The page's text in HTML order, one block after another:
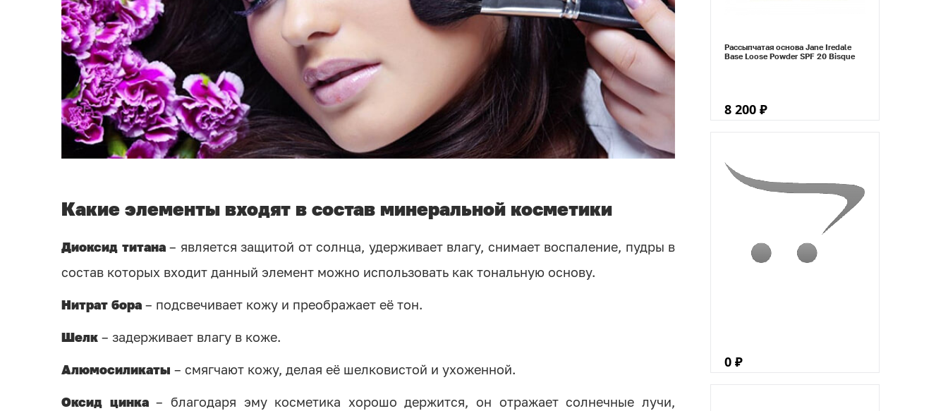
Какие элементы входят в состав минеральной косметики
Диоксид титана– является защитой от солнца, удерживает влагу, снимает воспаление, пудры в
состав которых входит данный элемент можно использовать как тональную основу.
Нитрат бора – подсвечивает кожу и преображает её тон.
Шелк – задерживает влагу в коже.
Алюмосиликаты – смягчают кожу, делая её шелковистой и ухоженной.
Оксид цинка– благодаря эму косметика хорошо держится, он отражает солнечные лучи,
Рассыпчатая основа Jane Iredale
Base Loose Powder SPF 20 Bisque
8 200 ₽
0 ₽